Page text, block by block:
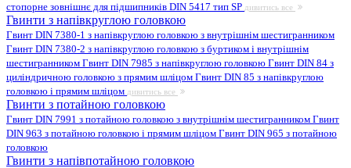
стопорне зовнішнє для підшипників DIN 5417 тип SP дивитись все
Гвинти з напівкруглою головкою
Гвинт DIN 7380-1 з напівкруглою головкою з внутрішнім шестигранником
Гвинт DIN 7380-2 з напівкруглою головкою з буртиком і внутрішнім
шестигранником Гвинт DIN 7985 з напівкруглою головкою Гвинт DIN 84 з
циліндричною головкою з прямим шліцом Гвинт DIN 85 з напівкруглою
головкою і прямим шліцом дивитись все
Гвинти з потайною головкою
Гвинт DIN 7991 з потайною головкою з внутрішнім шестигранником Гвинт
DIN 963 з потайною головкою і прямим шліцом Гвинт DIN 965 з потайною
головкою
Гвинти з напівпотайною головкою